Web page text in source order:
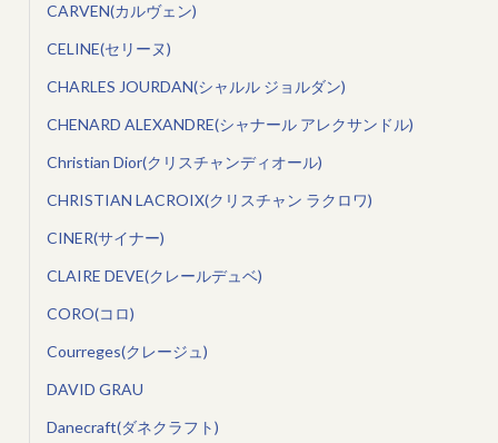
CARVEN(カルヴェン)
CELINE(セリーヌ)
CHARLES JOURDAN(シャルル ジョルダン)
CHENARD ALEXANDRE(シャナール アレクサンドル)
Christian Dior(クリスチャンディオール)
CHRISTIAN LACROIX(クリスチャン ラクロワ)
CINER(サイナー)
CLAIRE DEVE(クレールデュベ)
CORO(コロ)
Courreges(クレージュ)
DAVID GRAU
Danecraft(ダネクラフト)